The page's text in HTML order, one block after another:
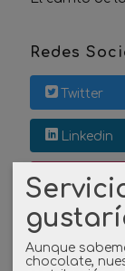
Redes
Twitter
Linkedin
Instagram
Aunque
chocolate,